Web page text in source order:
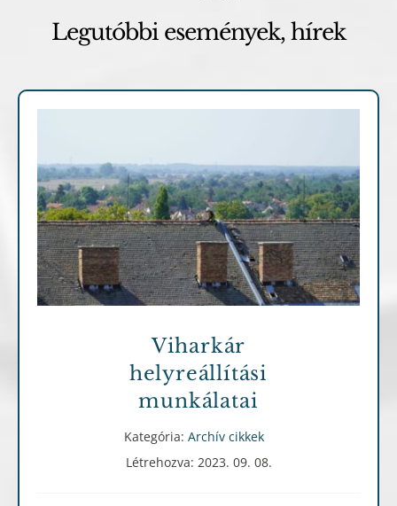
Legutóbbi események, hírek
Archív cikkek
Viharkár
helyreállítási
munkálatai
Kategória: Archív cikkek
Létrehozva: 2023. 09. 08.